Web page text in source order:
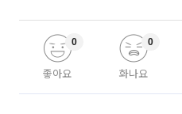
좋아요
0
화나요
0